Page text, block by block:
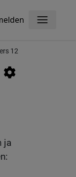
Menü
12
ja